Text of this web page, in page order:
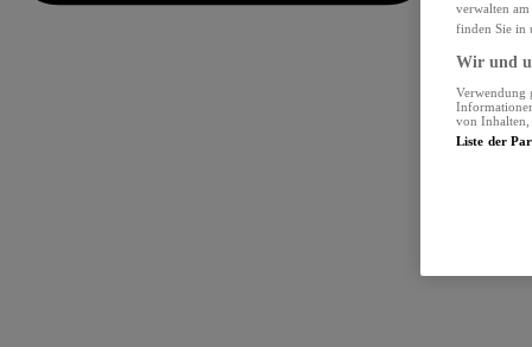
verwalten
finden Sie in
Wir und
Verwendung
von Inhalten,
Liste der